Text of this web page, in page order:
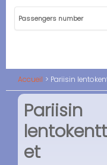
Accueil Pariisin
Pariisin
et